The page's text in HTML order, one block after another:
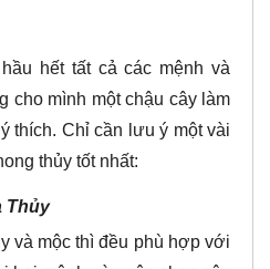
hết tất cả các mệnh và
cho mình một chậu cây làm
thích. Chỉ cần lưu ý một vài
thủy tốt nhất:
Thủy
và mộc thì đều phù hợp với